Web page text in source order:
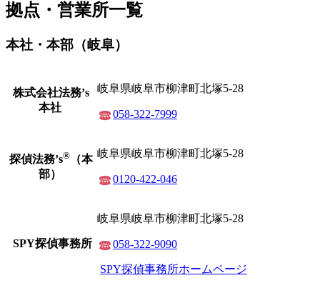
拠点・営業所一覧
本社・本部（岐阜）
株式会社法務’s
本社
岐阜県岐阜市柳津町北塚5-28
058-322-7999
探偵法務’s® （本
部）
岐阜県岐阜市柳津町北塚5-28
0120-422-046
SPY探偵事務所
岐阜県岐阜市柳津町北塚5-28
058-322-9090
SPY探偵事務所ホームページ